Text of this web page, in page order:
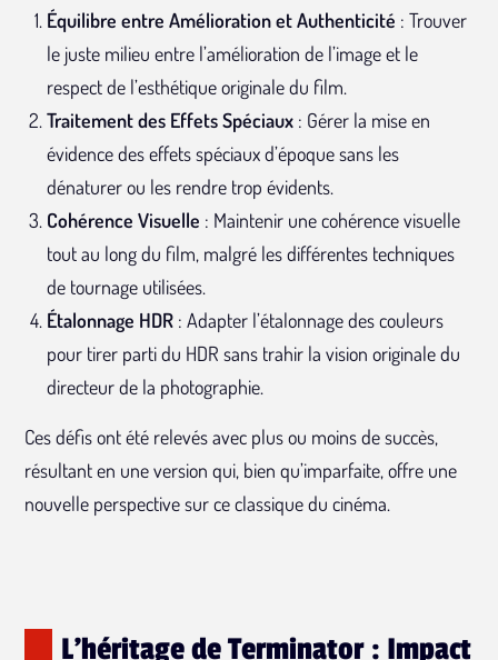
Équilibre entre Amélioration et Authenticité : Trouver
le juste milieu entre l’amélioration de l’image et le
respect de l’esthétique originale du film.
Traitement des Effets Spéciaux : Gérer la mise en
évidence des effets spéciaux d’époque sans les
dénaturer ou les rendre trop évidents.
Cohérence Visuelle : Maintenir une cohérence visuelle
tout au long du film, malgré les différentes techniques
de tournage utilisées.
Étalonnage HDR : Adapter l’étalonnage des couleurs
pour tirer parti du HDR sans trahir la vision originale du
directeur de la photographie.
Ces défis ont été relevés avec plus ou moins de succès,
résultant en une version qui, bien qu’imparfaite, offre une
nouvelle perspective sur ce classique du cinéma.
L'héritage de Terminator : Impact